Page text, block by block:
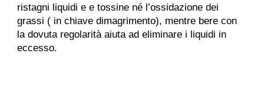
ristagni liquidi e e tossine né l’ossidazione dei
grassi ( in chiave dimagrimento), mentre bere con
la dovuta regolarità aiuta ad eliminare i liquidi in
eccesso.